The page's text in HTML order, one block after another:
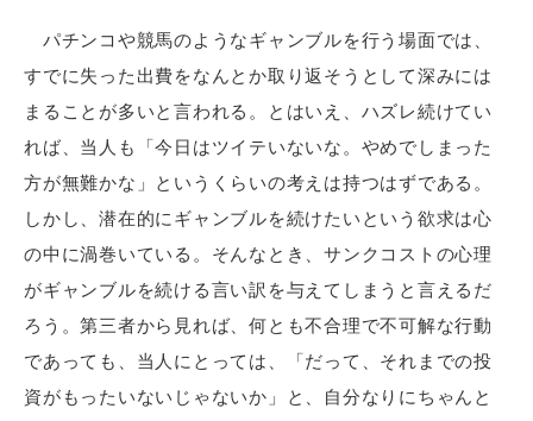
パチンコや競馬のようなギャンブルを行う場面では、
すでに失った出費をなんとか取り返そうとして深みには
まることが多いと言われる。とはいえ、ハズレ続けてい
れば、当人も「今日はツイテいないな。やめでしまった
方が無難かな」というくらいの考えは持つはずである。
しかし、潜在的にギャンブルを続けたいという欲求は心
の中に渦巻いている。そんなとき、サンクコストの心理
がギャンブルを続ける言い訳を与えてしまうと言えるだ
ろう。第三者から見れば、何とも不合理で不可解な行動
であっても、当人にとっては、「だって、それまでの投
資がもったいないじゃないか」と、自分なりにちゃんと